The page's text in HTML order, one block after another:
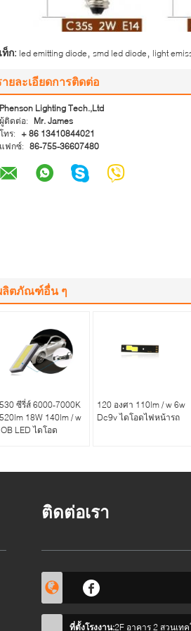
ก: led emitting diode smd led diode light
ายละเอียดการติดต่อ
Phenson Lighting Tech.,Ltd
ผู้ติดต่อ:
Mr. James
โทร:
+ 86 13410844021
แฟกซ์: 86-755-36607480
ลิตภัณฑ์อื่น ๆ
ซีรี่ส์ 6000-7000K
18W 140lm / w
LED ไดโอด
120 องศา 110lm / w 6w
Dc9v ไดโอดไฟหน้ารถ
ติดต่อเรา
ที่ตั้งโรงงาน:2F อาคาร 2 สวนเท